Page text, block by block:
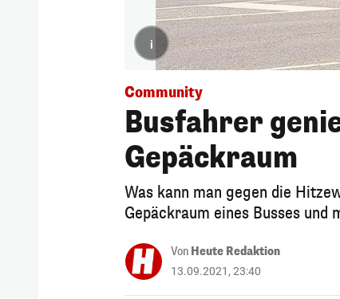
i
Community
Busfahrer
Gepäckraum
Was kann man gegen die
Gepäckraum eines Busses
Von Heute Redaktion
13.09.2021, 23:40